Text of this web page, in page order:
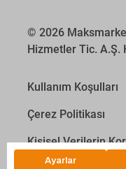
© 2026
Hizmetler Tic. A.Ş.
Kullanım Koşulları
Çerez Politikası
Kişisel Verilerin